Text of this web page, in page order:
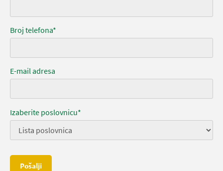
Broj telefona*
E-mail adresa
Izaberite poslovnicu*
Pošalji